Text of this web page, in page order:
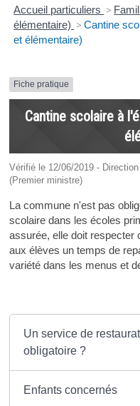
Accueil particuliers >
élémentaire) > Cantine
et élémentaire)
Fiche pratique
Cantine scolaire à
Vérifié le 12/06/2019 -
(Premier ministre)
La commune n'est pas
scolaire dans les écoles
assurée, elle doit respecter
aux élèves un temps de
variété dans les menus et
Un service de
obligatoire ?
Enfants concernés